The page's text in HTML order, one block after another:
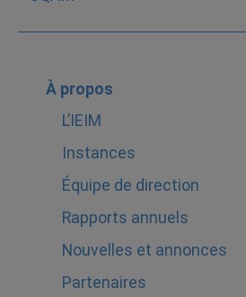
À propos
L’IEIM
Instances
Équipe de direction
Rapports annuels
Nouvelles et annonces
Partenaires